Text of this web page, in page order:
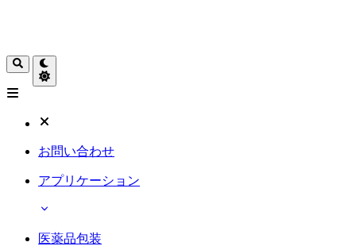
お問い合わせ
アプリケーション
医薬品包装